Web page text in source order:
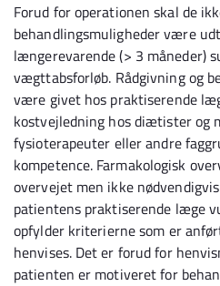
Forud for operationen skal de
behandlingsmuligheder være
længerevarende (> 3 måneder)
vægttabsforløb. Rådgivning og
være givet hos praktiserende
kostvejledning hos diætister og
fysioterapeuter eller andre
kompetence. Farmakologisk
overvejet men ikke
patientens praktiserende læge
opfylder kriterierne som er
henvises. Det er forud for
patienten er motiveret for